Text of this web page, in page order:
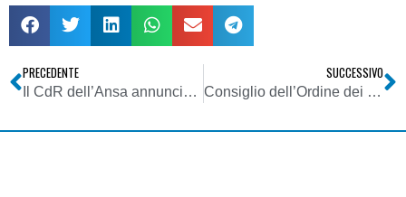
PRECEDENTE
Il CdR dell’Ansa annuncia sciopero di tre giorni
SUCCESSIVO
Consiglio dell’Ordine dei giornalisti della Lombardia Votazione di ballottaggio 27-28 maggio: Gonzales batte Abruzzo 8 a 1 e ne prende il posto di presidente